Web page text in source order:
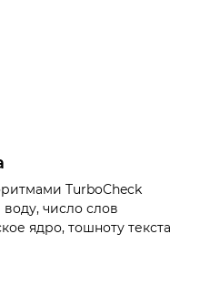
TurboCheck
число слов
ядро, тошноту текста